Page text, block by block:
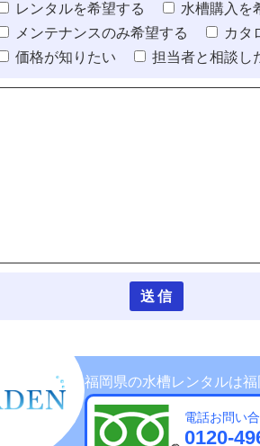
レンタルを希望する
水槽購入を
メンテナンスのみ希望する
カタ
価格が知りたい
担当者と相談し
福岡県の水槽レンタルは
電話お問い
0120-